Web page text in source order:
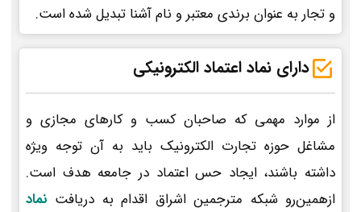
و تجار به عنوان برندی معتبر و نام آشنا تبدیل شده است.
دارای نماد اعتماد الکترونیکی
از موارد مهمی که صاحبان کسب و کارهای مجازی و
مشاغل حوزه تجارت الکترونیک باید به آن توجه ویژه
داشته باشند، ایجاد حس اعتماد در جامعه هدف است.
ازهمین‌رو شبکه مترجمین اشراق اقدام به دریافت نماد